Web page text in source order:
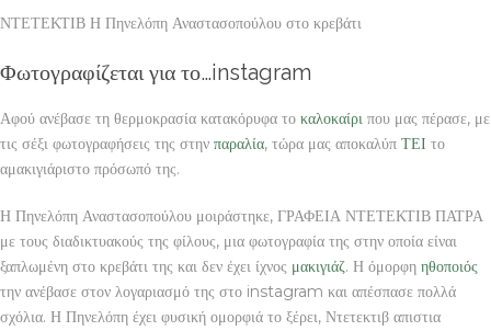
ΝΤΕΤΕΚΤΙΒ Η Πηνελόπη Αναστασοπούλου στο κρεβάτι
Φωτογραφίζεται για το…instagram
Αφού ανέβασε τη θερμοκρασία κατακόρυφα το καλοκαίρι που μας πέρασε, με
τις σέξι φωτογραφήσεις της στην παραλία, τώρα μας αποκαλύπ ΤΕΙ το
αμακιγιάριστο πρόσωπό της.
Η Πηνελόπη Αναστασοπούλου μοιράστηκε, ΓΡΑΦΕΙΑ ΝΤΕΤΕΚΤΙΒ ΠΑΤΡΑ
με τους διαδικτυακούς της φίλους, μια φωτογραφία της στην οποία είναι
ξαπλωμένη στο κρεβάτι της και δεν έχει ίχνος μακιγιάζ. Η όμορφη ηθοποιός
την ανέβασε στον λογαριασμό της στο instagram και απέσπασε πολλά
σχόλια. Η Πηνελόπη έχει φυσική ομορφιά το ξέρει, Ντετεκτιβ απιστια